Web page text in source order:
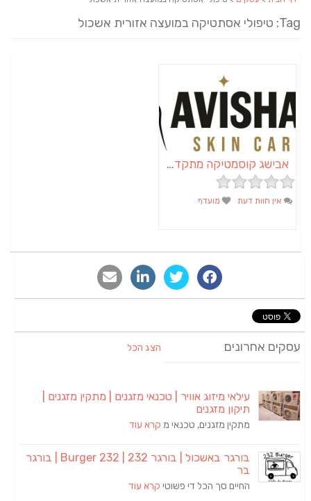
Tag: טיפולי אסתטיקה במועצה אזורית אשכול
אבישג קוסמטיקה מתקדמת | קוסמטיקאית באשכול | הסרת שיער
אין חוות דעת מועדף
אחרונים הצג הכל
עילאי מיזוג אוויר | טכנאי מזגנים | מתקין מזגנים |
תיקון מזגנים
מתקין מזגנים, טכנאי מקרא עוד
בורגר באשכול | בורגר 232 | Burger 232 | בורגר
בר
החיים סך הכל די פשוטיקרא עוד